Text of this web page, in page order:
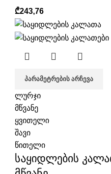
₾243,76
ᲞᲐᲠᲐᲛᲔᲢᲠᲔᲑᲘᲡ ᲐᲠᲩᲔᲕᲐ
ლურჯი
მწვანე
ყვითელი
შავი
წითელი
საყიდლების